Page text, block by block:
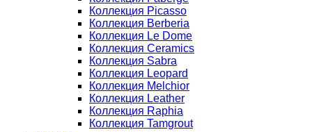
Коллекция Picasso
Коллекция Berberia
Коллекция Le Dome
Коллекция Ceramics
Коллекция Sabra
Коллекция Leopard
Коллекция Melchior
Коллекция Leather
Коллекция Raphia
Коллекция Tamgrout